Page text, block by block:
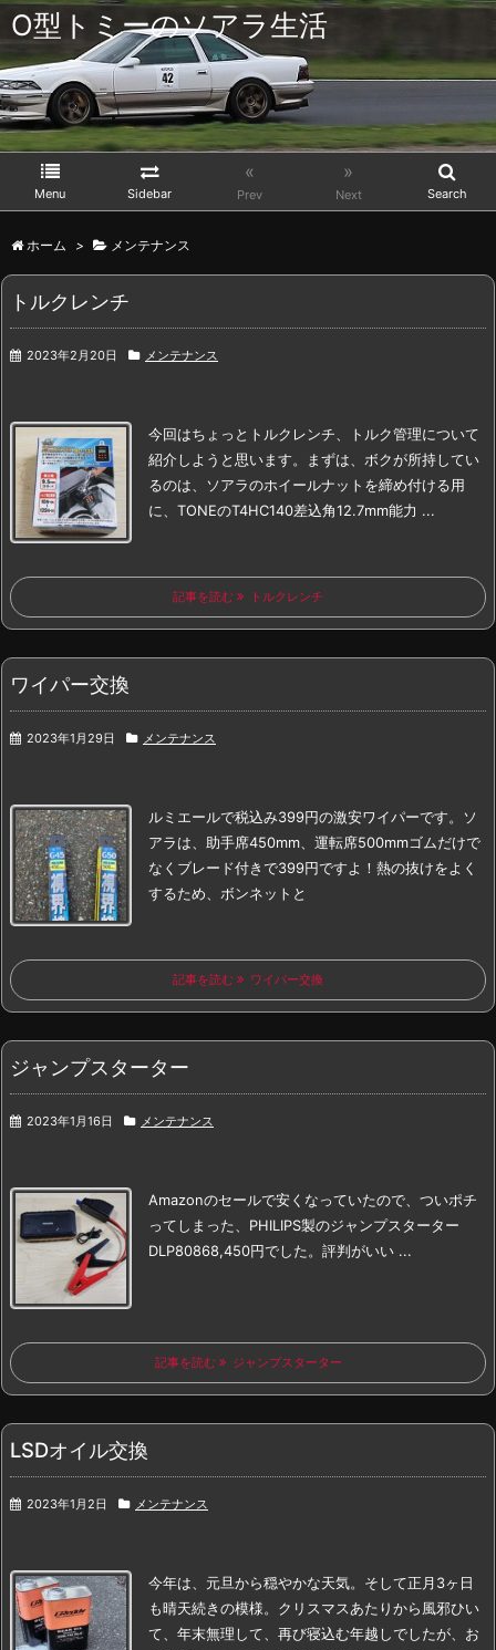
O型トミーのソアラ生活
Menu Sidebar
«
Prev
»
Next Search
ホーム > メンテナンス
トルクレンチ
2023年2月20日 メンテナンス
今回はちょっとトルクレンチ、トルク管理について
紹介しようと思います。
まずは、ボクが所持してい
るのは、
ソアラのホイールナットを締め付ける用
に、TONEのT4HC140差込角12.7mm能力 ...
記事を読む トルクレンチ
ワイパー交換
2023年1月29日 メンテナンス
ルミエールで税込み399円の激安ワイパーです。
ソ
アラは、助手席450mm、運転席500mmゴムだけで
なくブレード付きで399円ですよ！ 熱の抜けをよく
するため、ボンネットと
記事を読む ワイパー交換
ジャンプスターター
2023年1月16日 メンテナンス
Amazonのセールで安くなっていたので、 ついポチ
ってしまった、 PHILIPS製のジャンプスターター
DLP80868,450円でした。 評判がいい ...
記事を読む ジャンプスターター
LSDオイル交換
2023年1月2日 メンテナンス
今年は、元旦から穏やかな天気。そして正月3ヶ日
も晴天続きの模様。 クリスマスあたりから風邪ひい
て、年末無理して、再び寝込む年越しでしたが、 お